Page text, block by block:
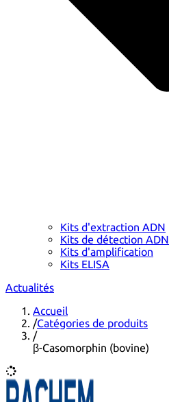
Kits d'extraction ADN
Kits de détection ADN
Kits d'amplification
Kits ELISA
Actualités
Accueil
/Catégories de produits
/
β-Casomorphin (bovine)